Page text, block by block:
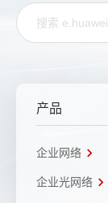
产品
企业网络
企业光网络